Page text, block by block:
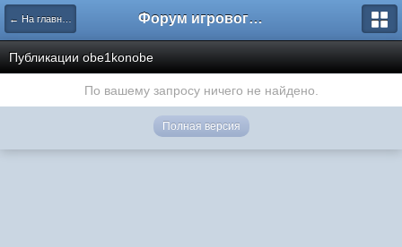
← На главную Форум игрового проекта Riverrise
Публикации obe1konobe
По вашему запросу ничего не найдено.
Полная версия